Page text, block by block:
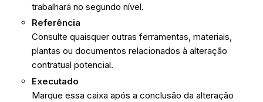
trabalhará no segundo nível.
Referência
Consulte quaisquer outras ferramentas, materiais,
plantas ou documentos relacionados à alteração
contratual potencial.
Executado
Marque essa caixa após a conclusão da alteração